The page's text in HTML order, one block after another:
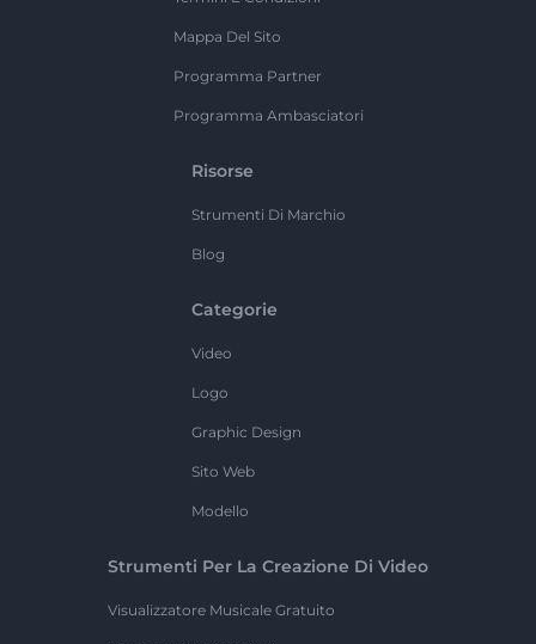
Mappa Del Sito
Programma Partner
Programma Ambasciatori
Risorse
Strumenti Di Marchio
Blog
Categorie
Video
Logo
Graphic Design
Sito Web
Modello
Strumenti Per La Creazione Di Video
Visualizzatore Musicale Gratuito